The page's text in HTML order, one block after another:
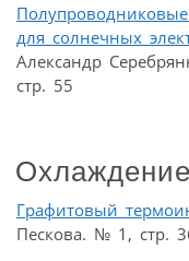
для солнечных
Александр
стр. 55
Охлаждение
Графитовый
Пескова. № 1, стр.